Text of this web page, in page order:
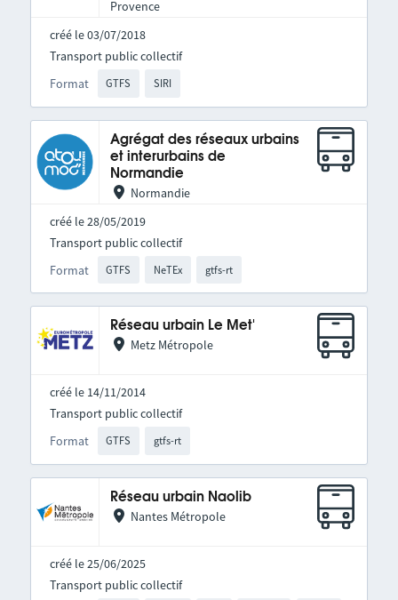
Provence
créé le 03/07/2018
Format GTFS SIRI
Transport public collectif
Agrégat des réseaux urbains
et interurbains de
Normandie
Normandie
créé le 28/05/2019
Format GTFS NeTEx gtfs-rt
Transport public collectif
Réseau urbain Le Met'
Metz Métropole
créé le 14/11/2014
Format GTFS gtfs-rt
Transport public collectif
Réseau urbain Naolib
Nantes Métropole
créé le 25/06/2025
Transport public collectif